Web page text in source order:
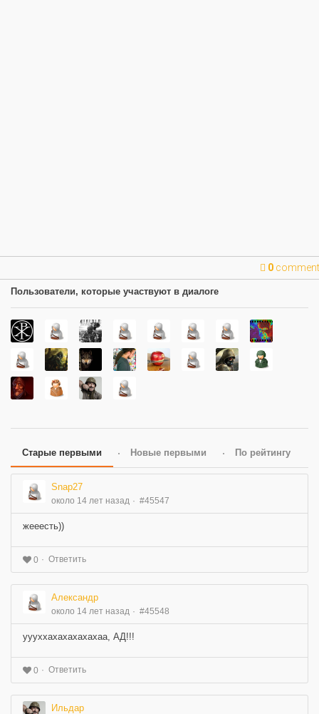
0
Пользователи, которые участвуют в диалоге
Старые первыми Новые первыми По рейтингу
Snap27
около 14 лет назад #45547
жееесть))
0 Ответить
Александр
около 14 лет назад #45548
уууххахахахахахаа, АД!!!
0 Ответить
Ильдар